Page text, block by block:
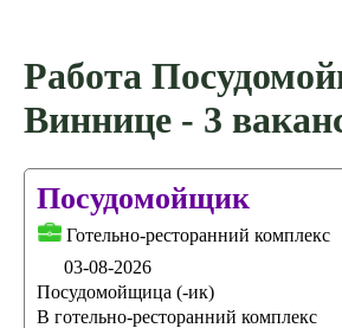
Работа
Виннице - 3
Посудомойщик
Готельно-ресторанний комплекс
03-08-2026
Посудомойщица (-ик)
В готельно-ресторанний комплекс